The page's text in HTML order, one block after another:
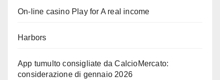
On-line casino Play for A real income
Harbors
App tumulto consigliate da CalcioMercato:
considerazione di gennaio 2026